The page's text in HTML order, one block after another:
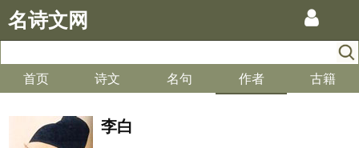
名诗文网
首页 诗文 名句 作者 古籍
李白